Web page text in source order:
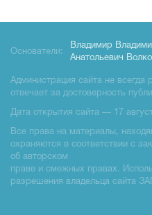
Основатели:
Владимир
Анатольевич
Администрация сайта не всегда
отвечает за достоверность
Дата открытия сайта — 17
Все права на материалы,
охраняются в соответствии с
об авторском
праве и смежных правах.
разрешения владельца сайта